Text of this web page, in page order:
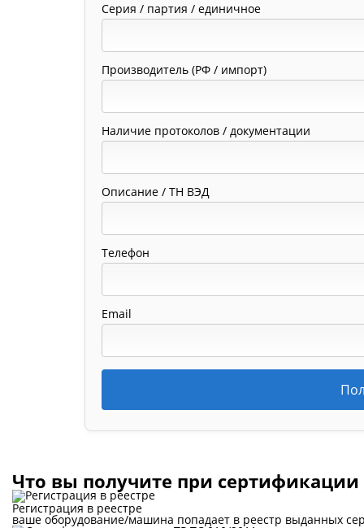
Серия / партия / единичное
Производитель (РФ / импорт)
Наличие протоколов / документации
Описание / ТН ВЭД
Телефон
Email
Что вы получите при
Регистрация в реестре
ваше оборудование/машина попадает в реестр выданных